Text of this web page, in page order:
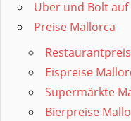
Uber und Bolt
Preise Mallorca
Eispreise
Supermärkte
Bierpreise